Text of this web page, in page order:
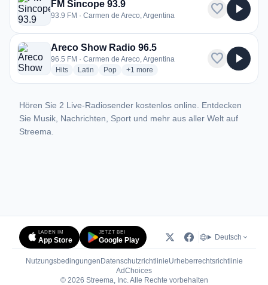
FM Sincope 93.9
93.9 FM · Carmen de Areco, Argentina favorite play_arrow
Areco Show Radio 96.5
96.5 FM · Carmen de Areco, Argentina
Hitsradio stations
Latin radio stations
Popradio stations
+1 more genres for Areco Show Radio 96.5
more
favorite play_arrow
Hören Sie 2 Live-Radiosender kostenlos online. Entdecken
Sie Musik, Nachrichten, Sport und mehr aus aller Welt auf
Streema.
LADEN IM
App Store
JETZT BEI
Google Play Deutsch
Nutzungsbedingungen DatenschutzrichtlinieUrheberrechtsrichtlinie
AdChoices(öffnet in neuem Tab)
© 2026 Streema, Inc. Alle Rechte vorbehalten